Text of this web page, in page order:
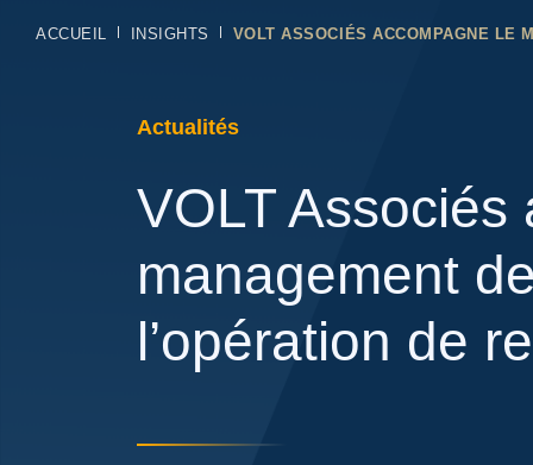
ACCUEIL INSIGHTS VOLT ASSOCIÉS ACCOMPAGNE LE
Actualités
VOLT Associés
management
l’opération de